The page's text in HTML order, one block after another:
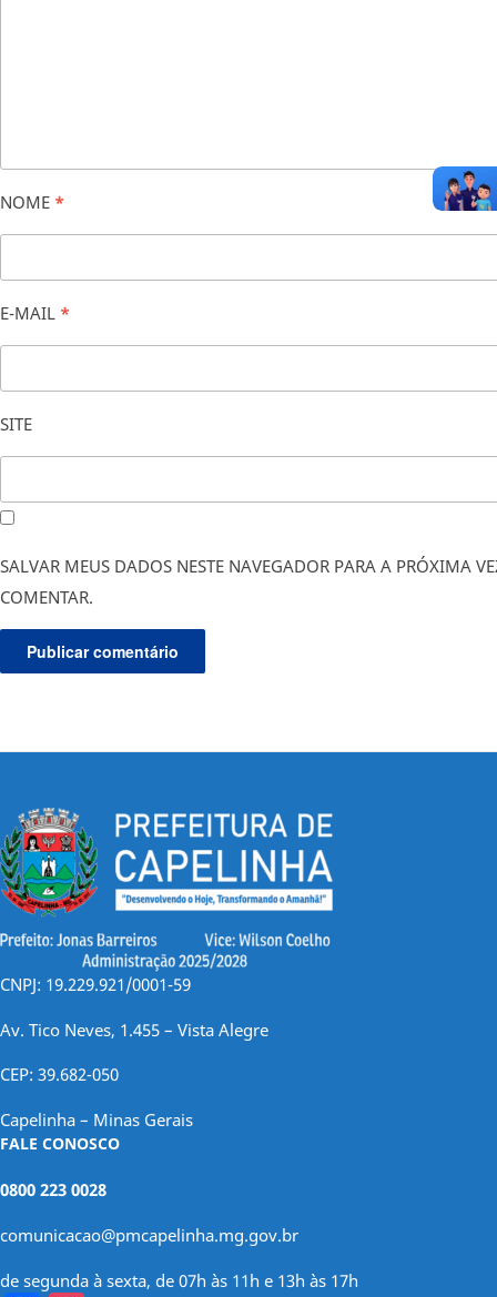
NOME *
E-MAIL *
SITE
SALVAR MEUS DADOS NESTE NAVEGADOR PARA A PRÓXIMA
COMENTAR.
CNPJ: 19.229.921/0001-59
Av. Tico Neves, 1.455 – Vista Alegre
CEP: 39.682-050
Capelinha – Minas Gerais
FALE CONOSCO
0800 223 0028
comunicacao@pmcapelinha.mg.gov.br
de segunda à sexta, de 07h às 11h e 13h às 17h